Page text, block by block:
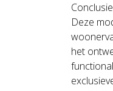
Conclusie
Deze
het